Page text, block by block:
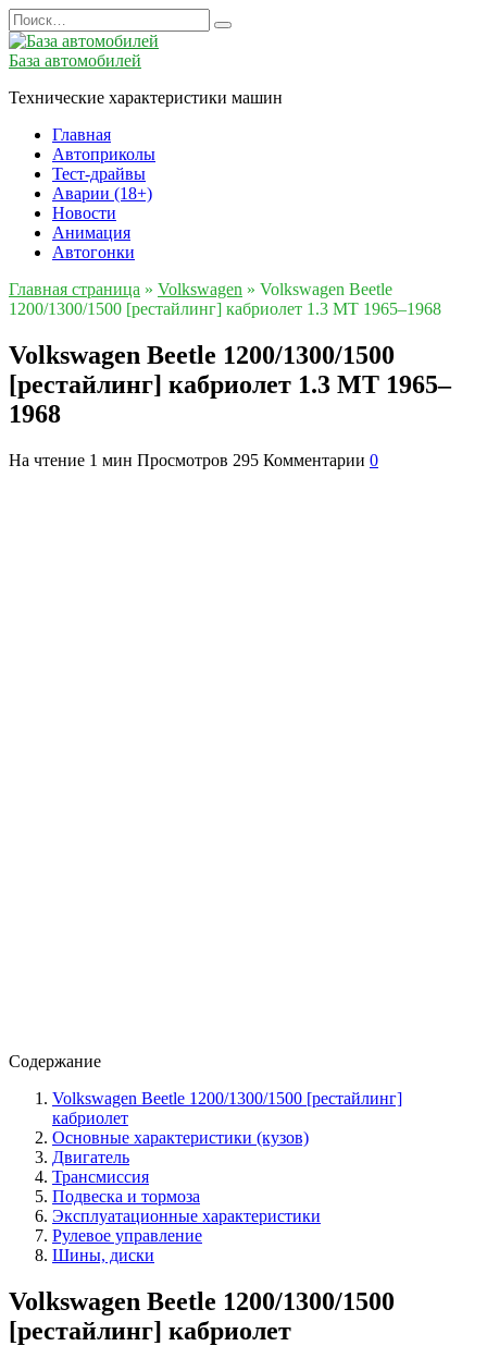
Перейти
к
содержанию
Search
for:
База автомобилей
Технические характеристики машин
Главная
Автоприколы
Тест-драйвы
Аварии (18+)
Новости
Анимация
Автогонки
Главная страница » Volkswagen » Volkswagen Beetle
1200/1300/1500 [рестайлинг] кабриолет 1.3 MT 1965–1968
Volkswagen Beetle 1200/1300/1500
[рестайлинг] кабриолет 1.3 MT 1965–
1968
На чтение 1 мин Просмотров 295 Комментарии 0
Содержание
Volkswagen Beetle 1200/1300/1500 [рестайлинг]
кабриолет
Основные характеристики (кузов)
Двигатель
Трансмиссия
Подвеска и тормоза
Эксплуатационные характеристики
Рулевое управление
Шины, диски
Volkswagen Beetle 1200/1300/1500
[рестайлинг] кабриолет